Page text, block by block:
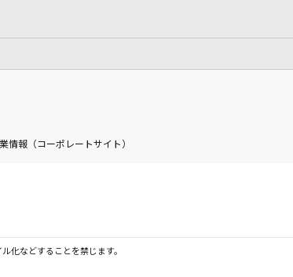
情報（コーポレートサイト）
化などすることを禁じます。